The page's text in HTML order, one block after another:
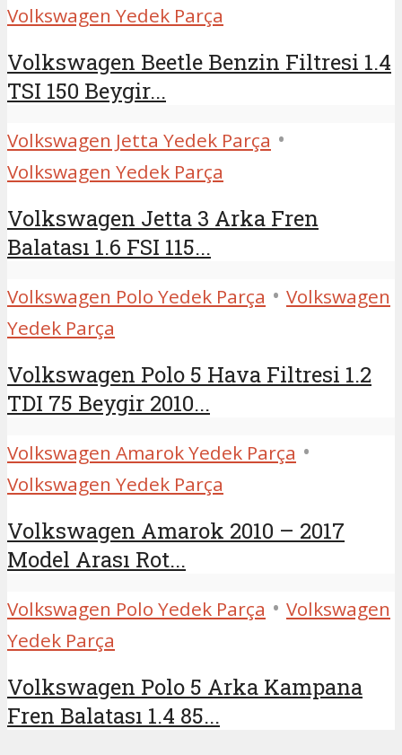
Volkswagen Yedek Parça
Volkswagen Beetle Benzin Filtresi 1.4
TSI 150 Beygir...
Volkswagen Jetta Yedek Parça •
Volkswagen Yedek Parça
Volkswagen Jetta 3 Arka Fren
Balatası 1.6 FSI 115...
Volkswagen Polo Yedek Parça • Volkswagen
Yedek Parça
Volkswagen Polo 5 Hava Filtresi 1.2
TDI 75 Beygir 2010...
Volkswagen Amarok Yedek Parça •
Volkswagen Yedek Parça
Volkswagen Amarok 2010 – 2017
Model Arası Rot...
Volkswagen Polo Yedek Parça • Volkswagen
Yedek Parça
Volkswagen Polo 5 Arka Kampana
Fren Balatası 1.4 85...